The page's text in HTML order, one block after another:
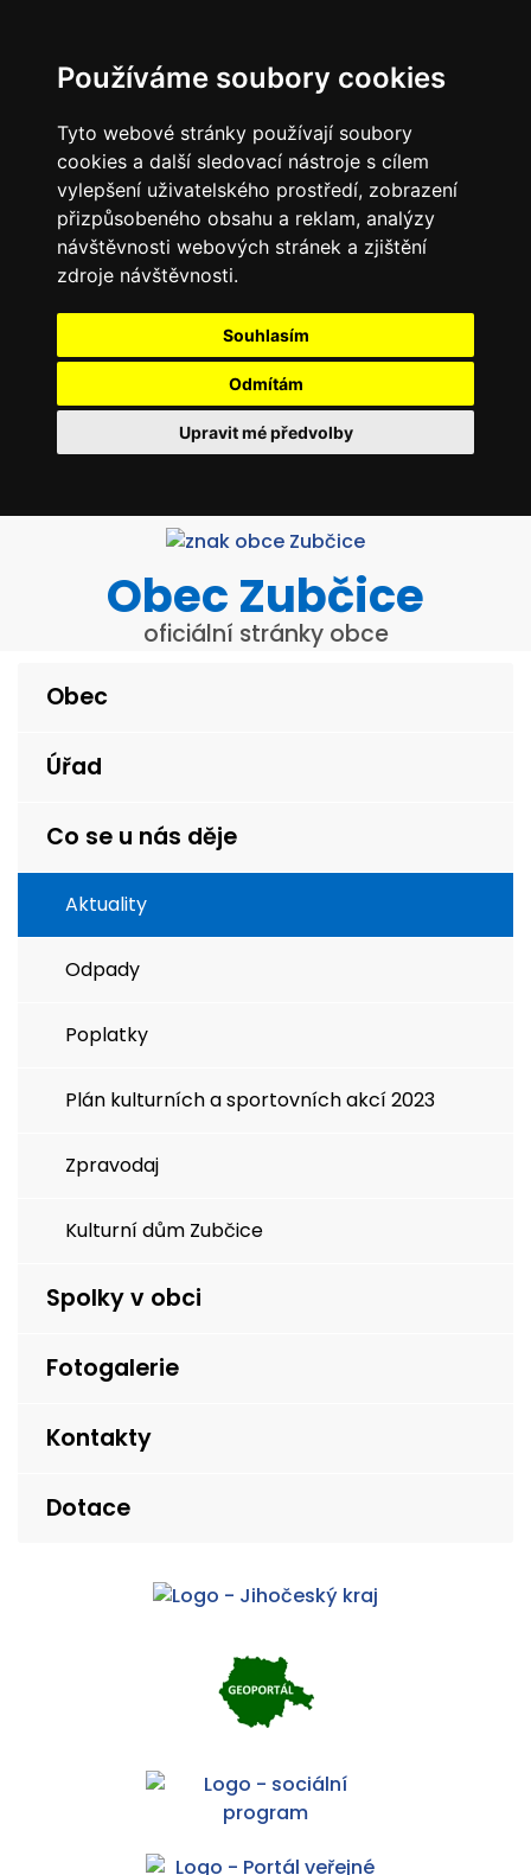
Používáme soubory cookies
Tyto webové stránky používají soubory
cookies a další sledovací nástroje s cílem
vylepšení uživatelského prostředí, zobrazení
přizpůsobeného obsahu a reklam, analýzy
návštěvnosti webových stránek a zjištění
zdroje návštěvnosti.
Souhlasím
Odmítám
Upravit mé předvolby
Obec Zubčice
oficiální stránky obce
Obec
Úřad
Co se u nás děje
Aktuality
Odpady
Poplatky
Plán kulturních a sportovních akcí 2023
Zpravodaj
Kulturní dům Zubčice
Spolky v obci
Fotogalerie
Kontakty
Dotace